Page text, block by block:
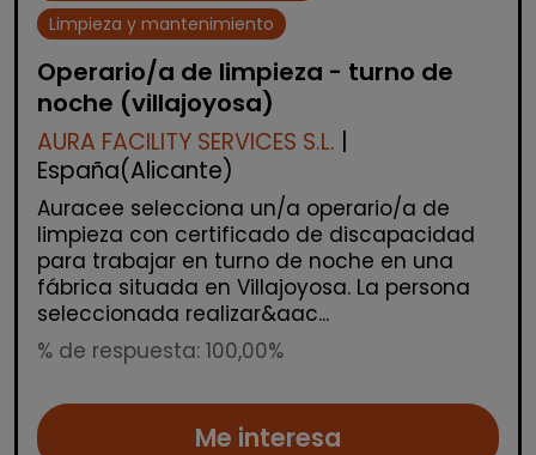
Limpieza y mantenimiento
Operario/a de limpieza - turno de
noche (villajoyosa)
AURA FACILITY SERVICES S.L.
España(Alicante)
Auracee selecciona un/a operario/a de
limpieza con certificado de discapacidad
para trabajar en turno de noche en una
fábrica situada en Villajoyosa. La persona
seleccionada realizar&aac...
% de respuesta: 100,00%
Me interesa